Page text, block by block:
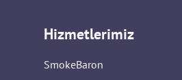
Hizmetlerimiz
SmokeBaron